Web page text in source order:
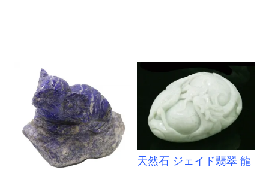
天然石 ジェイド翡翠 龍